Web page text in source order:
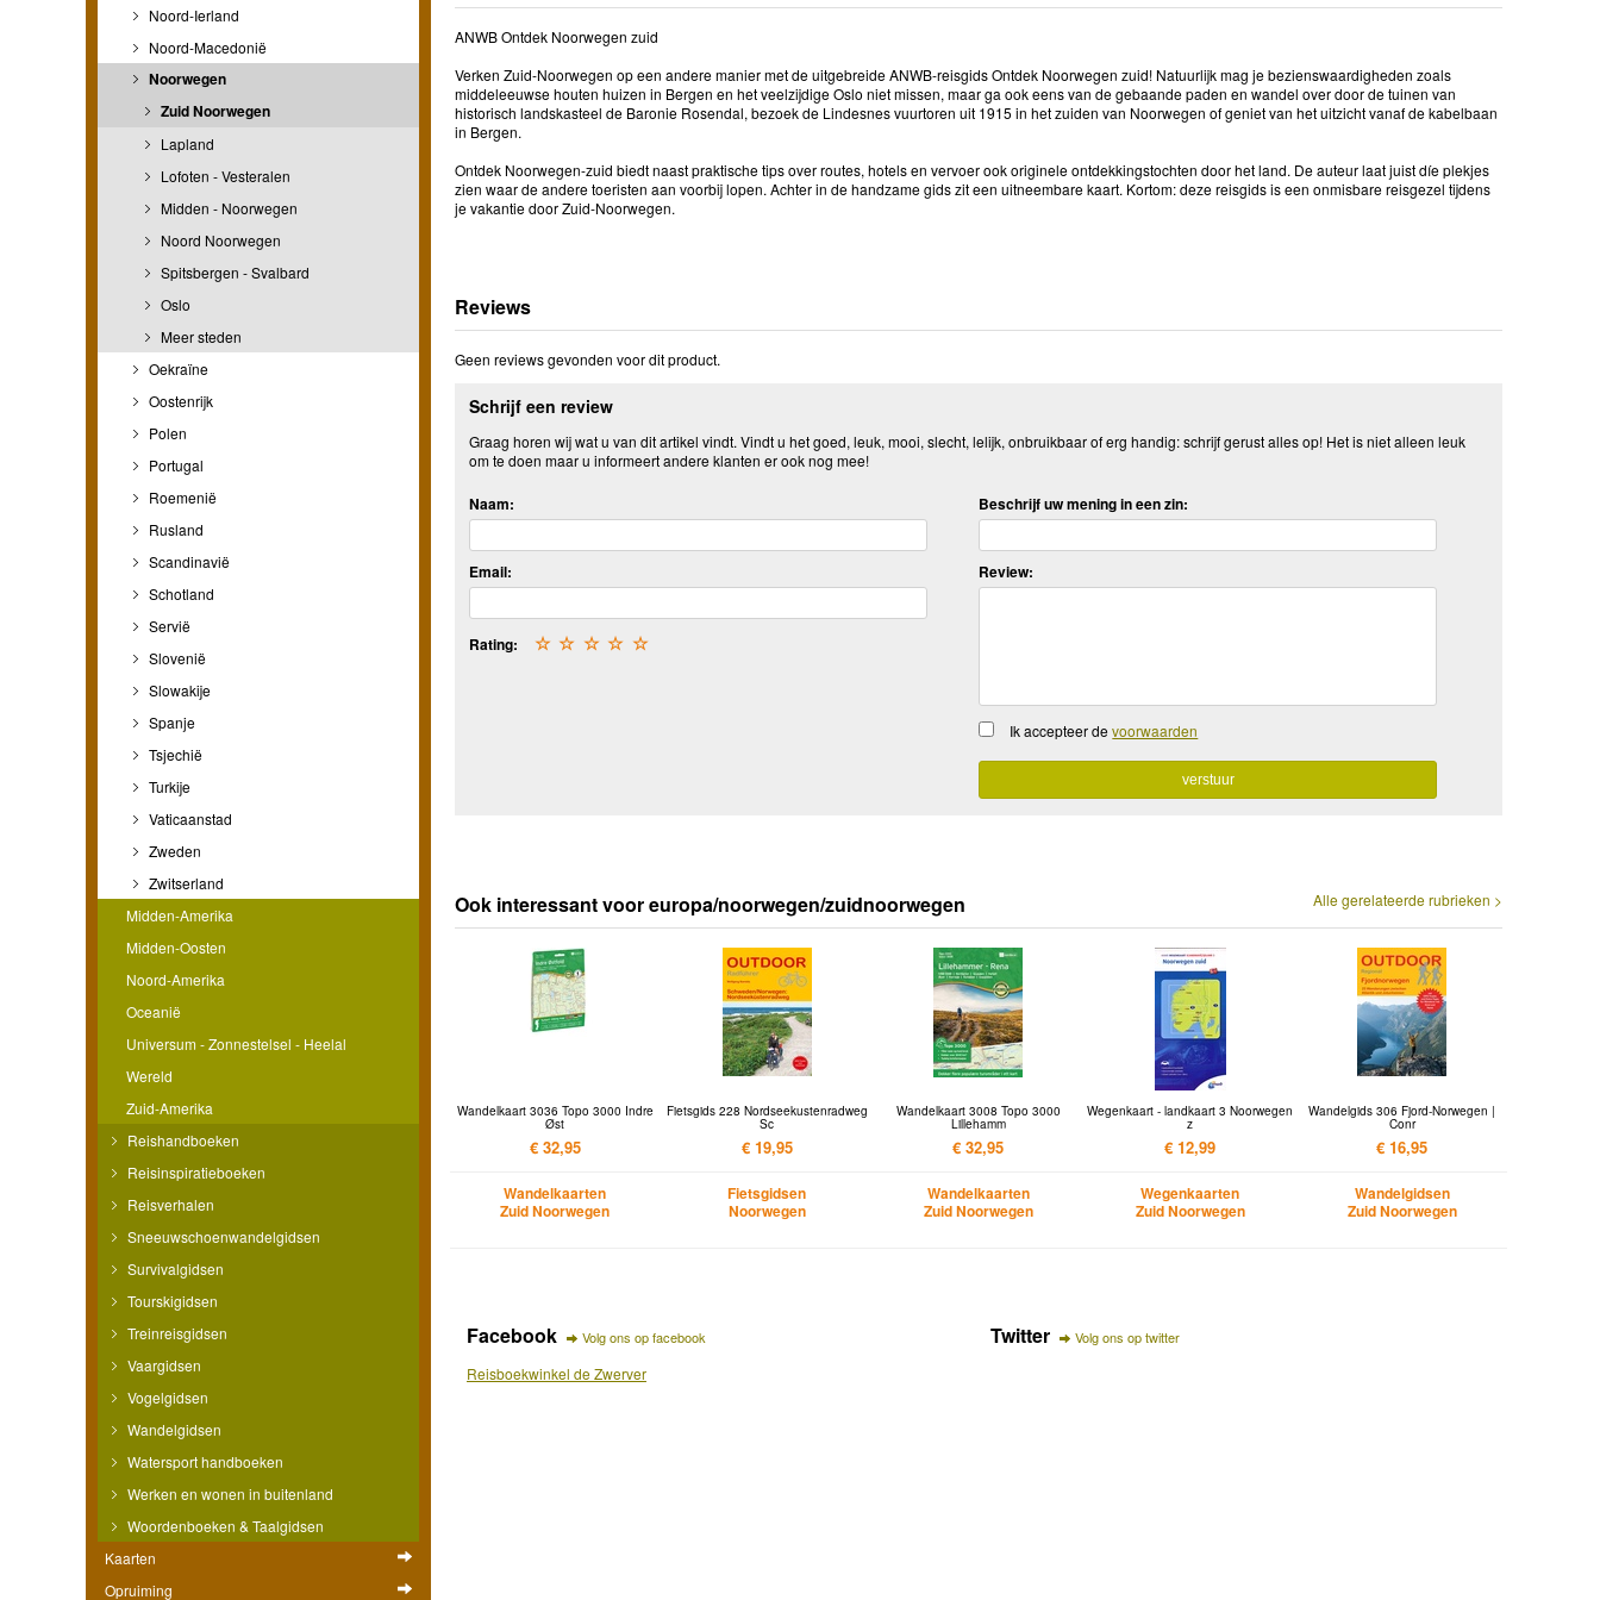
Noord-Ierland
Noord-Macedonië
Noorwegen
Zuid Noorwegen
Lapland
Lofoten - Vesteralen
Midden - Noorwegen
Noord Noorwegen
Spitsbergen - Svalbard
Oslo
Meer steden
Oekraïne
Oostenrijk
Polen
Portugal
Roemenië
Rusland
Scandinavië
Schotland
Servië
Slovenië
Slowakije
Spanje
Tsjechië
Turkije
Vaticaanstad
Zweden
Zwitserland
Midden-Amerika
Midden-Oosten
Noord-Amerika
Oceanië
Universum - Zonnestelsel - Heelal
Wereld
Zuid-Amerika
Reishandboeken
Reisinspiratieboeken
Reisverhalen
Sneeuwschoenwandelgidsen
Survivalgidsen
Tourskigidsen
Treinreisgidsen
Vaargidsen
Vogelgidsen
Wandelgidsen
Watersport handboeken
Werken en wonen in buitenland
Woordenboeken & Taalgidsen
Kaarten
Opruiming
ANWB Ontdek Noorwegen zuid
Verken Zuid-Noorwegen op een andere manier met de uitgebreide ANWB-reisgids Ontdek Noorwegen zuid! Natuurlijk mag je bezienswaardigheden zoals
middeleeuwse houten huizen in Bergen en het veelzijdige Oslo niet missen, maar ga ook eens van de gebaande paden en wandel over door de tuinen van
historisch landskasteel de Baronie Rosendal, bezoek de Lindesnes vuurtoren uit 1915 in het zuiden van Noorwegen of geniet van het uitzicht vanaf de kabelbaan
in Bergen.
Ontdek Noorwegen-zuid biedt naast praktische tips over routes, hotels en vervoer ook originele ontdekkingstochten door het land. De auteur laat juist díe plekjes
zien waar de andere toeristen aan voorbij lopen. Achter in de handzame gids zit een uitneembare kaart. Kortom: deze reisgids is een onmisbare reisgezel tijdens
je vakantie door Zuid-Noorwegen.
Reviews
Geen reviews gevonden voor dit product.
Schrijf een review
Graag horen wij wat u van dit artikel vindt. Vindt u het goed, leuk, mooi, slecht, lelijk, onbruikbaar of erg handig: schrijf gerust alles op! Het is niet alleen leuk
om te doen maar u informeert andere klanten er ook nog mee!
Naam:
Email:
Rating: ☆
☆
☆
☆
☆
Beschrijf uw mening in een zin:
Review:
Ik accepteer devoorwaarden
Alle gerelateerde rubrieken >
Ook interessant voor europa/noorwegen/zuidnoorwegen
Wandelkaart 3036 Topo 3000 Indre
Øst
€ 32,95
Wandelkaarten
Zuid Noorwegen
Fietsgids 228 Nordseekustenradweg
Sc
€ 19,95
Fietsgidsen
Noorwegen
Wandelkaart 3008 Topo 3000
Lillehamm
€ 32,95
Wandelkaarten
Zuid Noorwegen
Wegenkaart - landkaart 3 Noorwegen
z
€ 12,99
Wegenkaarten
Zuid Noorwegen
Wandelgids 306 Fjord-Norwegen |
Conr
€ 16,95
Wandelgidsen
Zuid Noorwegen
Facebook Volg ons op facebook
Reisboekwinkel de Zwerver
Twitter Volg ons op twitter